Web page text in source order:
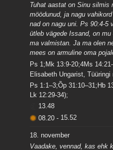
Tuhat aastat on Sinu silmis
möödunud, ja nagu
nad on nagu uni. Ps 90:4-5
ütleb vägede Issand, on
ma valmistan. Ja ma olen
mees on armuline oma
Ps 1;Mk 13:9-20;4Ms
Elisabeth Ungarist,
Ps 1:1–3;Õp 31:10–31;Hb
Lk 12:29-34);
13.48
08.20- 15.52
18. november
Vaadake, vennad, kas ehk